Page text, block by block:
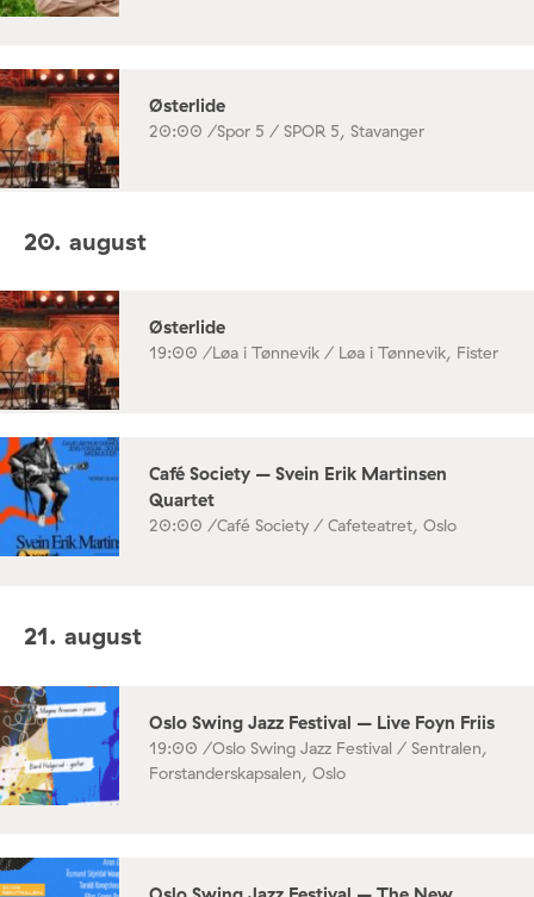
Østerlide
20:00 /Spor 5 / SPOR 5, Stavanger
20. august
Østerlide
19:00 /Løa i Tønnevik / Løa i Tønnevik, Fister
Café Society – Svein Erik Martinsen
Quartet
20:00 /Café Society / Cafeteatret, Oslo
21. august
Oslo Swing Jazz Festival – Live Foyn Friis
19:00 /Oslo Swing Jazz Festival / Sentralen,
Forstanderskapsalen, Oslo